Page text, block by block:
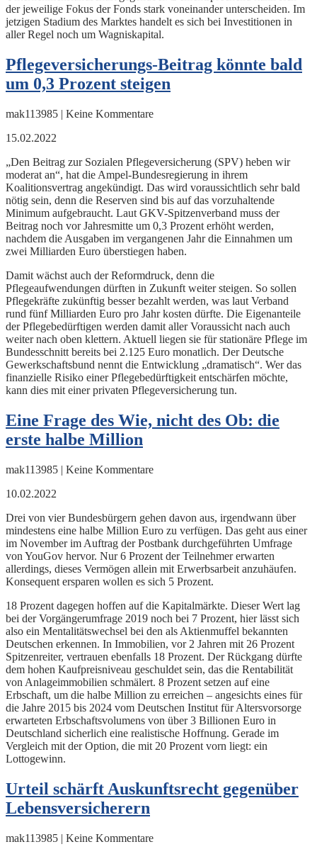
der jeweilige Fokus der Fonds stark voneinander unterscheiden. Im
jetzigen Stadium des Marktes handelt es sich bei Investitionen in
aller Regel noch um Wagniskapital.
Pflegeversicherungs-Beitrag könnte bald
um 0,3 Prozent steigen
mak113985 | Keine Kommentare
15.02.2022
„Den Beitrag zur Sozialen Pflegeversicherung (SPV) heben wir
moderat an“, hat die Ampel-Bundesregierung in ihrem
Koalitionsvertrag angekündigt. Das wird voraussichtlich sehr bald
nötig sein, denn die Reserven sind bis auf das vorzuhaltende
Minimum aufgebraucht. Laut GKV-Spitzenverband muss der
Beitrag noch vor Jahresmitte um 0,3 Prozent erhöht werden,
nachdem die Ausgaben im vergangenen Jahr die Einnahmen um
zwei Milliarden Euro überstiegen haben.
Damit wächst auch der Reformdruck, denn die
Pflegeaufwendungen dürften in Zukunft weiter steigen. So sollen
Pflegekräfte zukünftig besser bezahlt werden, was laut Verband
rund fünf Milliarden Euro pro Jahr kosten dürfte. Die Eigenanteile
der Pflegebedürftigen werden damit aller Voraussicht nach auch
weiter nach oben klettern. Aktuell liegen sie für stationäre Pflege im
Bundesschnitt bereits bei 2.125 Euro monatlich. Der Deutsche
Gewerkschaftsbund nennt die Entwicklung „dramatisch“. Wer das
finanzielle Risiko einer Pflegebedürftigkeit entschärfen möchte,
kann dies mit einer privaten Pflegeversicherung tun.
Eine Frage des Wie, nicht des Ob: die
erste halbe Million
mak113985 | Keine Kommentare
10.02.2022
Drei von vier Bundesbürgern gehen davon aus, irgendwann über
mindestens eine halbe Million Euro zu verfügen. Das geht aus einer
im November im Auftrag der Postbank durchgeführten Umfrage
von YouGov hervor. Nur 6 Prozent der Teilnehmer erwarten
allerdings, dieses Vermögen allein mit Erwerbsarbeit anzuhäufen.
Konsequent ersparen wollen es sich 5 Prozent.
18 Prozent dagegen hoffen auf die Kapitalmärkte. Dieser Wert lag
bei der Vorgängerumfrage 2019 noch bei 7 Prozent, hier lässt sich
also ein Mentalitätswechsel bei den als Aktienmuffel bekannten
Deutschen erkennen. In Immobilien, vor 2 Jahren mit 26 Prozent
Spitzenreiter, vertrauen ebenfalls 18 Prozent. Der Rückgang dürfte
dem hohen Kaufpreisniveau geschuldet sein, das die Rentabilität
von Anlageimmobilien schmälert. 8 Prozent setzen auf eine
Erbschaft, um die halbe Million zu erreichen – angesichts eines für
die Jahre 2015 bis 2024 vom Deutschen Institut für Altersvorsorge
erwarteten Erbschaftsvolumens von über 3 Billionen Euro in
Deutschland sicherlich eine realistische Hoffnung. Gerade im
Vergleich mit der Option, die mit 20 Prozent vorn liegt: ein
Lottogewinn.
Urteil schärft Auskunftsrecht gegenüber
Lebensversicherern
mak113985 | Keine Kommentare